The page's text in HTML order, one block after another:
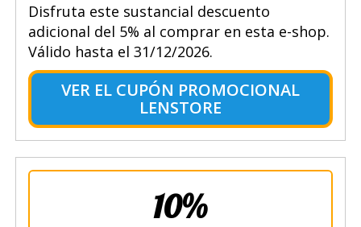
Disfruta este sustancial descuento
adicional del 5% al comprar en esta e-shop.
Válido hasta el 31/12/2026.
VER EL CUPÓN PROMOCIONAL
LENSTORE
10%